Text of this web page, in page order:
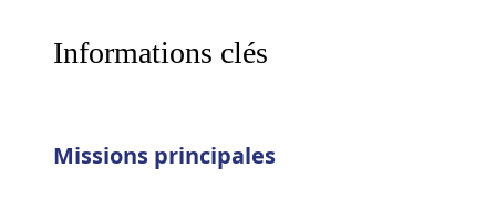
Informations clés
Missions principales